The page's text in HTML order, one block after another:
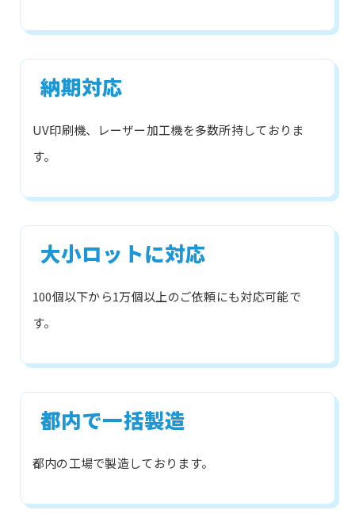
納期対応
UV印刷機、レーザー加工機を多数所持しておりま
す。
大小ロットに対応
100個以下から1万個以上のご依頼にも対応可能で
す。
都内で一括製造
都内の工場で製造しております。